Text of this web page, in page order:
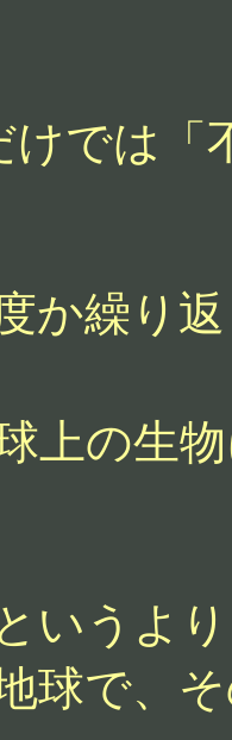
けでは「
か繰り
上の生
いうよ
球で、